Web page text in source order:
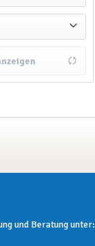
Sanitätshaus & Medizintechnik E.W.Goethe e.K.
bis
und Beratung unter: